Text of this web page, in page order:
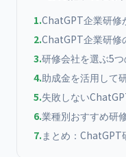
1.ChatGPT企業研修
2.ChatGPT企業研修
3.研修会社を選ぶ5
4.助成金を活用して
5.失敗しない
6.業種別おすすめ研
7.まとめ：ChatGPT